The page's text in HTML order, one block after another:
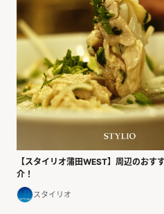
【スタイリオ蒲田WEST】周辺のおす
介！
スタイリオ